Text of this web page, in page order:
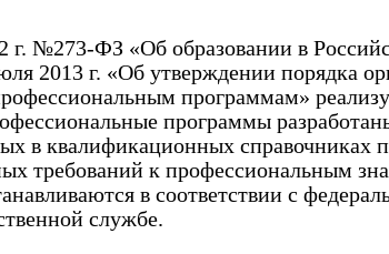
г. №273-ФЗ «Об образовании в
2013 г. «Об утверждении порядка
программам»
программы
в квалификационных справочниках
требований к профессиональным
в соответствии с
службе.